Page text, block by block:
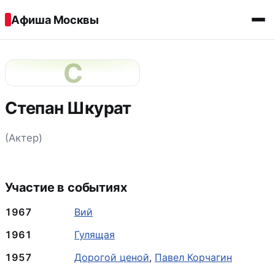
Афиша Москвы
С
Степан Шкурат
(Актер)
Участие в событиях
1967
Вий
1961
Гулящая
1957
Дорогой ценой, Павел Корчагин